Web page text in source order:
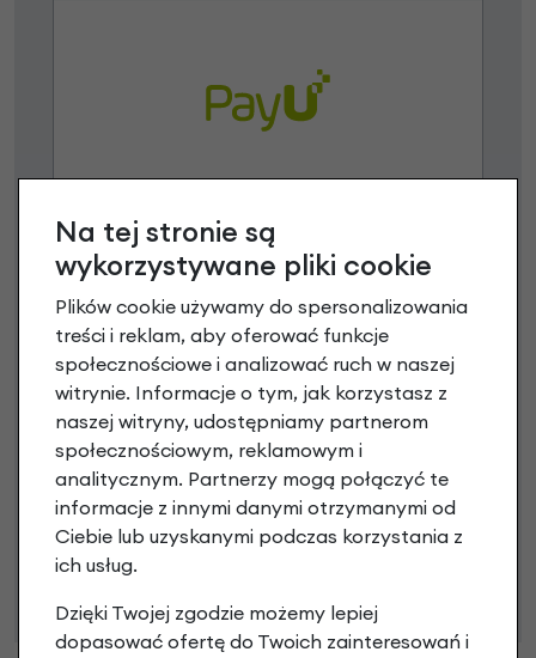
3 miesiące nie płacisz
Raty do 60 miesięcy
Poznaj szczegóły
Niniejsza propozycja nie stanowi oferty w rozumieniu art.
66 Kodeksu Cywilnego. Ostateczna decyzja o warunkach
i przyznaniu kredytu zostanie podjęta po ocenie
Na tej stronie są
wykorzystywane pliki cookie
Plików cookie używamy do spersonalizowania
treści i reklam, aby oferować funkcje
społecznościowe i analizować ruch w naszej
witrynie. Informacje o tym, jak korzystasz z
naszej witryny, udostępniamy partnerom
społecznościowym, reklamowym i
analitycznym. Partnerzy mogą połączyć te
informacje z innymi danymi otrzymanymi od
Ciebie lub uzyskanymi podczas korzystania z
ich usług.
Dzięki Twojej zgodzie możemy lepiej
dopasować ofertę do Twoich zainteresowań i